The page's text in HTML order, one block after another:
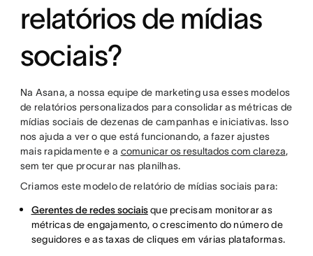
relatórios de mídias
sociais?
Na Asana, a nossa equipe de marketing usa esses modelos
de relatórios personalizados para consolidar as métricas de
mídias sociais de dezenas de campanhas e iniciativas. Isso
nos ajuda a ver o que está funcionando, a fazer ajustes
mais rapidamente e a comunicar os resultados com clareza,
sem ter que procurar nas planilhas.
Criamos este modelo de relatório de mídias sociais para:
Gerentes de redes sociaisque precisam monitorar as
métricas de engajamento, o crescimento do número de
seguidores e as taxas de cliques em várias plataformas.